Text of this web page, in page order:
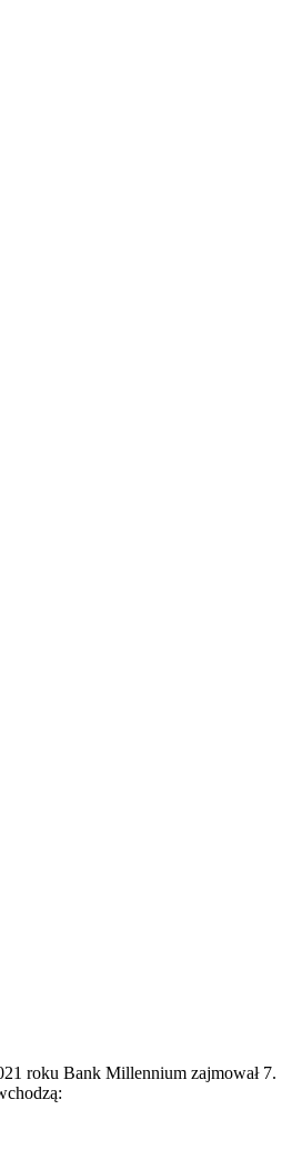
roku Bank Millennium zajmował 7.